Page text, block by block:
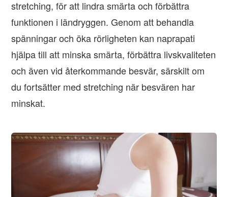
stretching, för att lindra smärta och förbättra
funktionen i ländryggen. Genom att behandla
spänningar och öka rörligheten kan naprapati
hjälpa till att minska smärta, förbättra livskvaliteten
och även vid återkommande besvär, särskilt om
du fortsätter med stretching när besvären har
minskat.